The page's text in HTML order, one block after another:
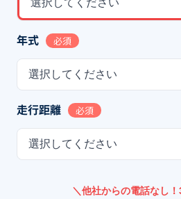
選択してください
年式 必須
選択してください
走行距離 必須
選択してください
＼他社からの電話なし